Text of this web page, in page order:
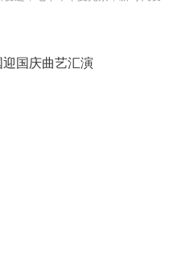
国庆曲艺汇演